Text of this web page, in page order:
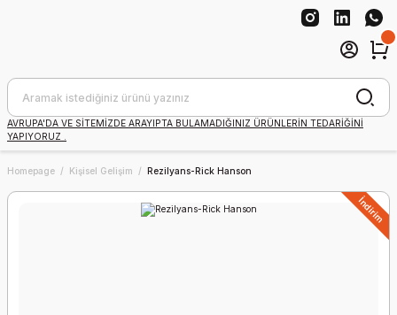
AVRUPA'DA VE SİTEMİZDE ARAYIPTA BULAMADIĞINIZ ÜRÜNLERİN TEDARİĞİNİ
YAPIYORUZ .
Homepage Kişisel Gelişim Rezilyans-Rick Hanson
İndirim